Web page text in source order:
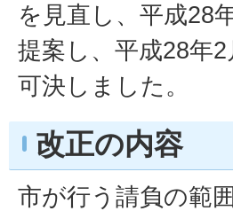
を見直し、平成28
提案し、平成28年
可決しました。
改正の内容
市が行う請負の範